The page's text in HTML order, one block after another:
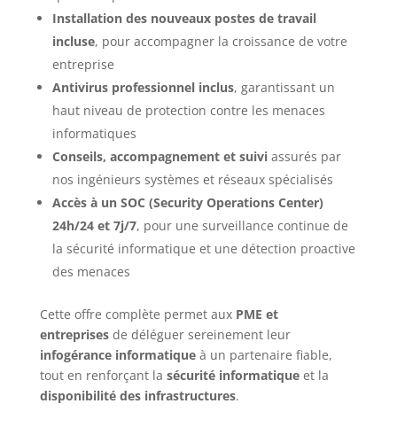
Installation des nouveaux postes de travail
incluse, pour accompagner la croissance de votre
entreprise
Antivirus professionnel inclus, garantissant un
haut niveau de protection contre les menaces
informatiques
Conseils, accompagnement et suiviassurés par
nos ingénieurs systèmes et réseaux spécialisés
Accès à un SOC (Security Operations Center)
24h/24 et 7j/7, pour une surveillance continue de
la sécurité informatique et une détection proactive
des menaces
Cette offre complète permet aux PME et
entreprisesde déléguer sereinement leur
infogérance informatiqueà un partenaire fiable,
tout en renforçant la sécurité informatiqueet la
disponibilité des infrastructures.